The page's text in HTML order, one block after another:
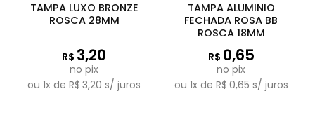
TAMPA LUXO BRONZE
ROSCA 28MM
R$ 3,20
no pix
ou 1x de R$ 3,20 s/ juros
TAMPA ALUMINIO
FECHADA ROSA BB
ROSCA 18MM
R$ 0,65
no pix
ou 1x de R$ 0,65 s/ juros